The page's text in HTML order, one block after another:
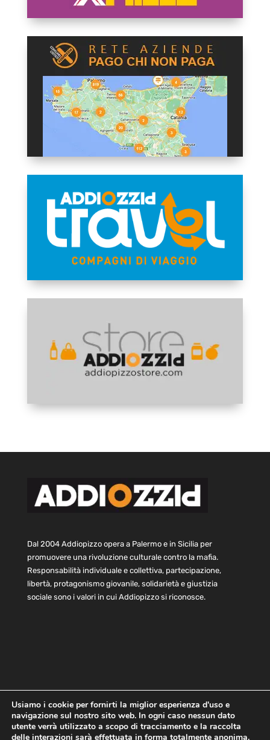
Dal 2004 Addiopizzo opera a Palermo e in Sicilia per
promuovere una rivoluzione culturale contro la mafia.
Responsabilità individuale e collettiva, partecipazione,
libertà, protagonismo giovanile, solidarietà e giustizia
sociale sono i valori in cui Addiopizzo si riconosce.
Home Statuto e bilancio
Contatti
Privacy
Cookie Child Protection Policy
Usiamo i cookie per fornirti la miglior esperienza d'uso e
navigazione sul nostro sito web. In ogni caso nessun dato
utente verrà utilizzato a scopo di tracciamento e la raccolta
delle interazioni sarà effettuata in forma totalmente anonima.